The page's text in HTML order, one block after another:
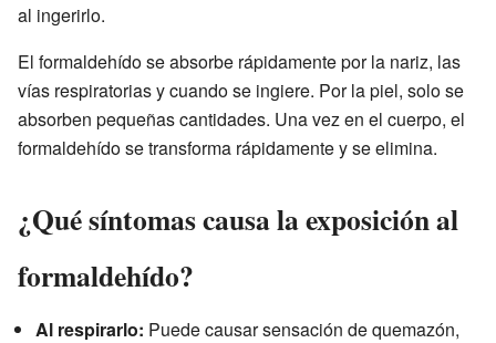
al ingerirlo.
El formaldehído se absorbe rápidamente por la nariz, las
vías respiratorias y cuando se ingiere. Por la piel, solo se
absorben pequeñas cantidades. Una vez en el cuerpo, el
formaldehído se transforma rápidamente y se elimina.
¿Qué síntomas causa la exposición al
formaldehído?
Al respirarlo: Puede causar sensación de quemazón,